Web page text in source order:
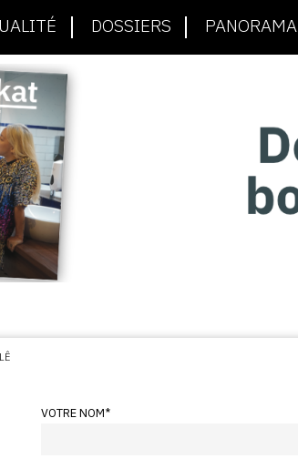
DOSSIERS PANORAMA
VOTRE NOM*